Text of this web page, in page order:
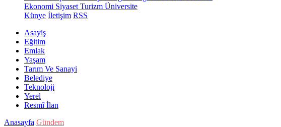
Ekonomi Siyaset Turizm Üniversite
Künye İletişim RSS
Asayiş
Eğitim
Emlak
Yaşam
Tarım Ve Sanayi
Belediye
Teknoloji
Yerel
Resmî İlan
Anasayfa Gündem